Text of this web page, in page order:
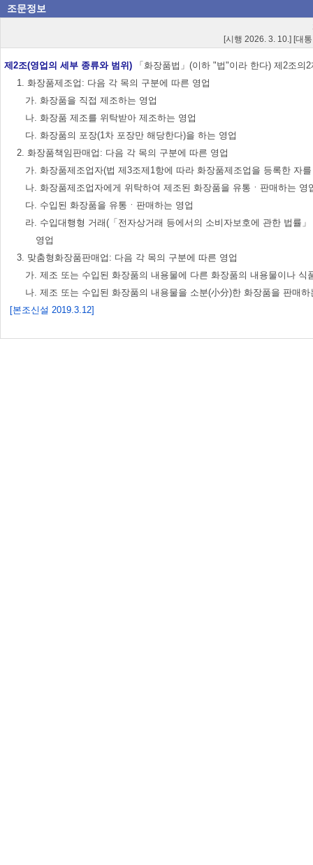
조문정보
[시행 2026. 3. 10.] [대
제2조(영업의 세부 종류와 범위) 「화장품법」(이하 "법"이라 한다) 제2조
1. 화장품제조업: 다음 각 목의 구분에 따른 영업
가. 화장품을 직접 제조하는 영업
나. 화장품 제조를 위탁받아 제조하는 영업
다. 화장품의 포장(1차 포장만 해당한다)을 하는 영업
2. 화장품책임판매업: 다음 각 목의 구분에 따른 영업
가. 화장품제조업자(법 제3조제1항에 따라 화장품제조업을 등록한 자
나. 화장품제조업자에게 위탁하여 제조된 화장품을 유통ㆍ판매하는 영
다. 수입된 화장품을 유통ㆍ판매하는 영업
라. 수입대행형 거래(「전자상거래 등에서의 소비자보호에 관한 법률
영업
3. 맞춤형화장품판매업: 다음 각 목의 구분에 따른 영업
가. 제조 또는 수입된 화장품의 내용물에 다른 화장품의 내용물이나
나. 제조 또는 수입된 화장품의 내용물을 소분(小分)한 화장품을 판매하
[본조신설 2019.3.12]